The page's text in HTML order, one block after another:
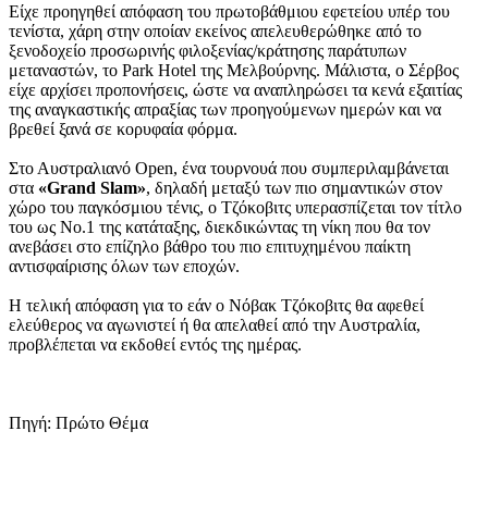
Είχε προηγηθεί απόφαση του πρωτοβάθμιου εφετείου υπέρ του
τενίστα, χάρη στην οποίαν εκείνος απελευθερώθηκε από το
ξενοδοχείο προσωρινής φιλοξενίας/κράτησης παράτυπων
μεταναστών, το Park Hotel της Μελβούρνης. Μάλιστα, ο Σέρβος
είχε αρχίσει προπονήσεις, ώστε να αναπληρώσει τα κενά εξαιτίας
της αναγκαστικής απραξίας των προηγούμενων ημερών και να
βρεθεί ξανά σε κορυφαία φόρμα.
Στο Αυστραλιανό Open, ένα τουρνουά που συμπεριλαμβάνεται
στα «Grand Slam», δηλαδή μεταξύ των πιο σημαντικών στον
χώρο του παγκόσμιου τένις, ο Τζόκοβιτς υπερασπίζεται τον τίτλο
του ως Νο.1 της κατάταξης, διεκδικώντας τη νίκη που θα τον
ανεβάσει στο επίζηλο βάθρο του πιο επιτυχημένου παίκτη
αντισφαίρισης όλων των εποχών.
Η τελική απόφαση για το εάν ο Νόβακ Τζόκοβιτς θα αφεθεί
ελεύθερος να αγωνιστεί ή θα απελαθεί από την Αυστραλία,
προβλέπεται να εκδοθεί εντός της ημέρας.
Πηγή: Πρώτο Θέμα